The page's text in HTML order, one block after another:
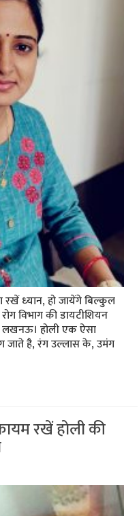
रखें ध्‍यान, हो जायेंगे बिल्‍कुल
विभाग की डायटीशियन
लखनऊ। होली एक ऐसा
जाते है, रंग उल्‍लास के, उमंग
रखें होली की